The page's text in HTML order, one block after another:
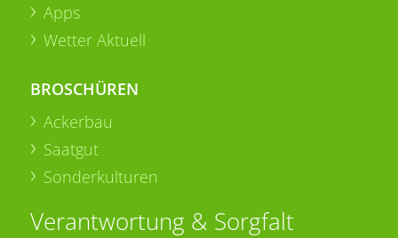
Apps
Wetter Aktuell
BROSCHÜREN
Ackerbau
Saatgut
Sonderkulturen
Verantwortung & Sorgfalt